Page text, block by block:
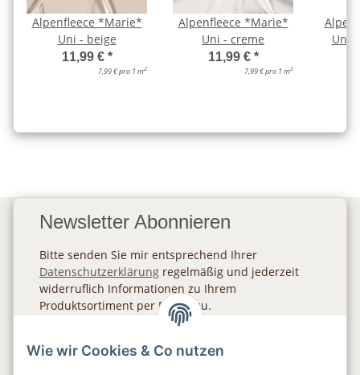
Alpenfleece *Marie*
Uni - beige
11,99 € *
7,99 € pro 1 m2
Alpenfleece *Marie*
Uni - creme
11,99 € *
7,99 € pro 1 m2
Uni
Newsletter Abonnieren
Bitte senden Sie mir entsprechend Ihrer
Datenschutzerklärung regelmäßig und jederzeit
widerruflich Informationen zu Ihrem
Produktsortiment per E-Mail zu.
Wie wir Cookies & Co nutzen